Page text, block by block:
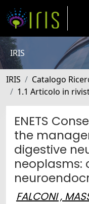
IRIS
IRIS Catalogo
1.1 Articolo in
ENETS
the
digestive
neoplasms:
FALCONI ,